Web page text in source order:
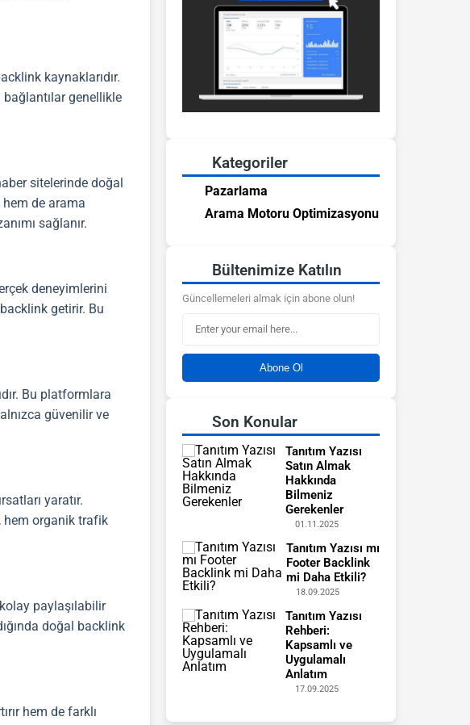
kaynaklarıdır.
bağlantılar genellikle
sitelerinde doğal
de arama
sağlanır.
deneyimlerini
backlinkgetirir. Bu
Bu platformlara
güvenilir ve
yaratır.
hem organik trafik
paylaşılabilir
doğal backlink
hem de farklı
Kategoriler
Pazarlama
Arama Motoru Optimizasyonu
Bültenimize Katılın
Güncellemeleri almak için abone olun!
Abone Ol
Son Konular
Tanıtım Yazısı
Satın Almak
Hakkında
Bilmeniz
Gerekenler
01.11.2025
Tanıtım Yazısı mı
Footer Backlink
mi Daha Etkili?
18.09.2025
Tanıtım Yazısı
Rehberi:
Kapsamlı ve
Uygulamalı
Anlatım
17.09.2025